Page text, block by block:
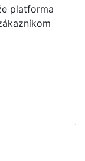
platforma